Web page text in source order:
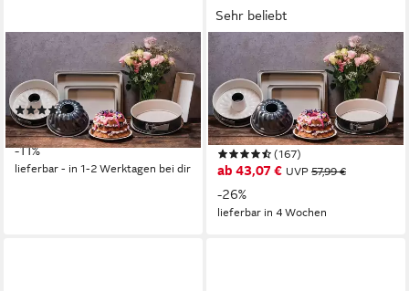
DR. OETKER KÜCHENHELFER
Springform Back-Trend,
Flachboden
(320)
ab 25,05 € UVP27,99 €
-11%
lieferbar - in 1-2 Werktagen bei dir
Sehr beliebt
DR. OETKER KÜCHENHELFER
Backform Back-Trend, (Set 3-
tlg), (je 1 Gugelhupfform,
Springform, Kastenform),
Stahlblech
(167)
ab 43,07 € UVP 57,99 €
-26%
lieferbar in 4 Wochen